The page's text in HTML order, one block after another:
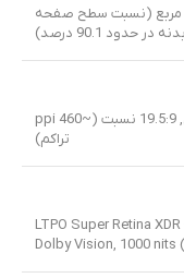
سانتیمتر مربع (نسبت سطح صفحه
حدود 90.1 درصد)
1206×2622 پیکسل, 19.5:9 نسبت (~460 ppi
تراکم)
LTPO Super Retina
Dolby Vision, 1000